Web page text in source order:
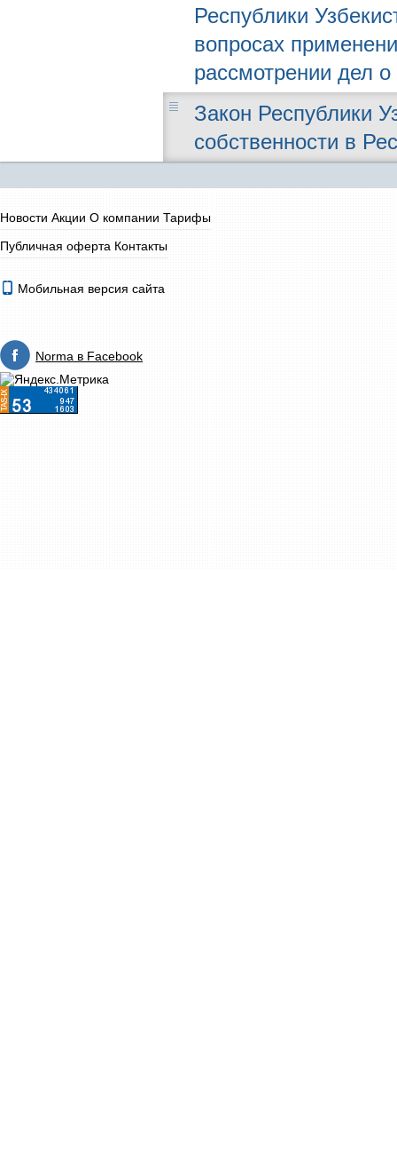
Республики
вопросах
рассмотрении дел
Закон Республики
собственности в
Новости Акции О компании Тарифы
Публичная оферта Контакты
Мобильная версия сайта
Norma в Facebook